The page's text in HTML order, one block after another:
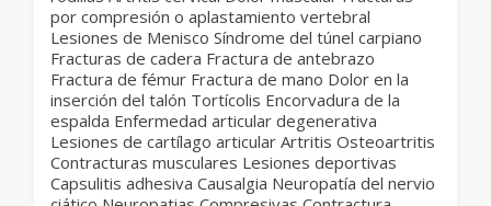
por compresión o aplastamiento vertebral
Lesiones de Menisco Síndrome del túnel carpiano
Fracturas de cadera Fractura de antebrazo
Fractura de fémur Fractura de mano Dolor en la
inserción del talón Tortícolis Encorvadura de la
espalda Enfermedad articular degenerativa
Lesiones de cartílago articular Artritis Osteoartritis
Contracturas musculares Lesiones deportivas
Capsulitis adhesiva Causalgia Neuropatía del nervio